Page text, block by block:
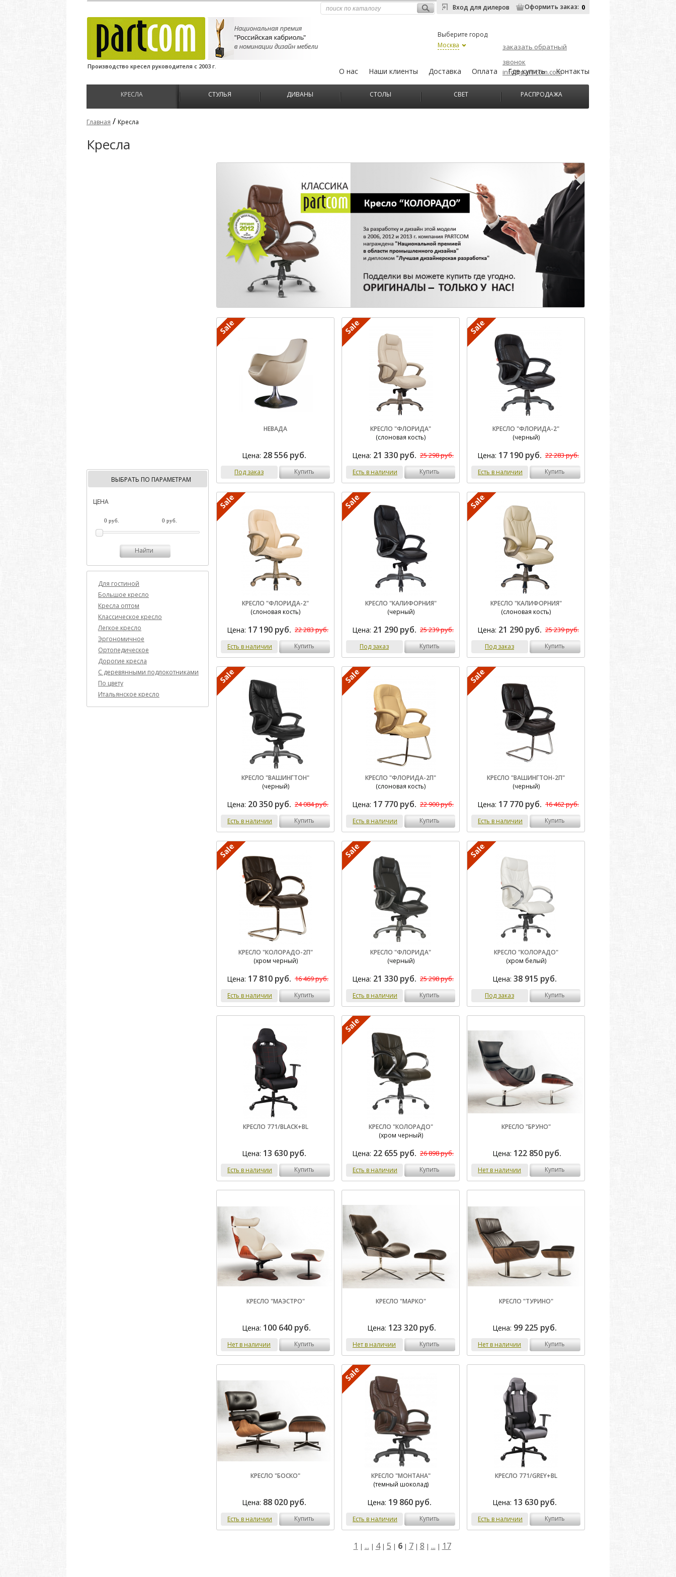
Производство кресел руководителя с 2003 г.
Вход для дилеров Оформить заказ: 0
Выберите город
Москва
заказать обратный
звонок
info@part-com.com
О нас Наши клиенты Доставка Оплата Где купить Контакты
КРЕСЛА СТУЛЬЯ ДИВАНЫ СТОЛЫ СВЕТ РАСПРОДАЖА
Главная / Кресла
Кресла
ВЫБРАТЬ ПО ПАРАМЕТРАМ
ЦЕНА
Найти
Для гостиной
Большое кресло
Кресла оптом
Классическое кресло
Легкое кресло
Эргономичное
Ортопедическое
Дорогие кресла
C деревянными подлокотниками
По цвету
Итальянское кресло
НЕВАДА
Цена: 28 556 руб.
Под заказ купить
КРЕСЛО "ФЛОРИДА"
(слоновая кость)
Цена: 21 330 руб. 25 298 руб.
Есть в наличии купить
КРЕСЛО "ФЛОРИДА-2"
(черный)
Цена: 17 190 руб. 22 283 руб.
Есть в наличии купить
КРЕСЛО "ФЛОРИДА-2"
(слоновая кость)
Цена: 17 190 руб. 22 283 руб.
Есть в наличии купить
КРЕСЛО "КАЛИФОРНИЯ"
(черный)
Цена: 21 290 руб. 25 239 руб.
Под заказ купить
КРЕСЛО "КАЛИФОРНИЯ"
(слоновая кость)
Цена: 21 290 руб. 25 239 руб.
Под заказ купить
КРЕСЛО "ВАШИНГТОН"
(черный)
Цена: 20 350 руб. 24 084 руб.
Есть в наличии купить
КРЕСЛО "ФЛОРИДА-2П"
(слоновая кость)
Цена: 17 770 руб. 22 900 руб.
Есть в наличии купить
КРЕСЛО "ВАШИНГТОН-2П"
(черный)
Цена: 17 770 руб. 16 462 руб.
Есть в наличии купить
КРЕСЛО "КОЛОРАДО-2П"
(хром черный)
Цена: 17 810 руб. 16 469 руб.
Есть в наличии купить
КРЕСЛО "ФЛОРИДА"
(черный)
Цена: 21 330 руб. 25 298 руб.
Есть в наличии купить
КРЕСЛО "КОЛОРАДО"
(хром белый)
Цена: 38 915 руб.
Под заказ купить
КРЕСЛО 771/BLACK+BL
Цена: 13 630 руб.
Есть в наличии купить
КРЕСЛО "КОЛОРАДО"
(хром черный)
Цена: 22 655 руб. 26 898 руб.
Есть в наличии купить
КРЕСЛО "БРУНО"
Цена: 122 850 руб.
Нет в наличии купить
КРЕСЛО "МАЭСТРО"
Цена: 100 640 руб.
Нет в наличии купить
КРЕСЛО "МАРКО"
Цена: 123 320 руб.
Нет в наличии купить
КРЕСЛО "ТУРИНО"
Цена: 99 225 руб.
Нет в наличии купить
КРЕСЛО "БОСКО"
Цена: 88 020 руб.
Есть в наличии купить
КРЕСЛО "МОНТАНА"
(темный шоколад)
Цена: 19 860 руб.
Есть в наличии купить
КРЕСЛО 771/GREY+BL
Цена: 13 630 руб.
Есть в наличии купить
1 | ... | 4| 5 | 6| 7| 8 | ... | 17